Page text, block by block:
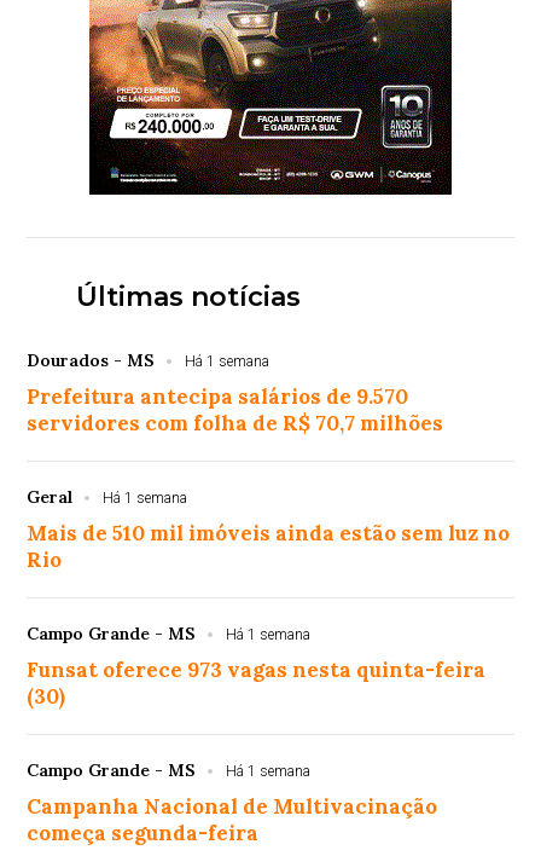
Últimas notícias
Dourados - MS Há 1 semana
Prefeitura antecipa salários de 9.570
servidores com folha de R$ 70,7 milhões
Geral Há 1 semana
Mais de 510 mil imóveis ainda estão sem luz no
Rio
Campo Grande - MS Há 1 semana
Funsat oferece 973 vagas nesta quinta-feira
(30)
Campo Grande - MS Há 1 semana
Campanha Nacional de Multivacinação
começa segunda-feira